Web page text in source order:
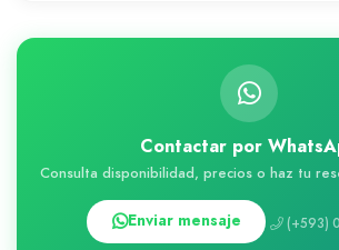
Contactar por
Consulta disponibilidad, precios o haz tu
Enviar mensaje (+593)